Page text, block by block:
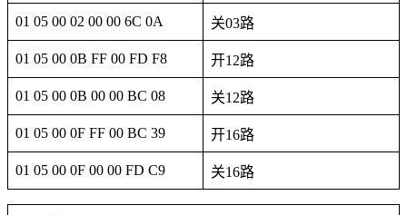
01 05 00 02 00 00 6C 0A 关03路
01 05 00 0B FF 00 FD F8 开12路
01 05 00 0B 00 00 BC 08 关12路
01 05 00 0F FF 00 BC 39 开16路
01 05 00 0F 00 00 FD C9 关16路